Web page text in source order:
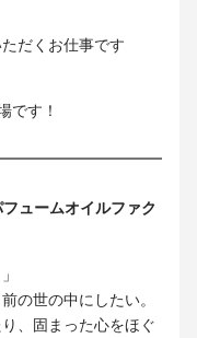
だくお仕事です
です！
ュームオイルファク
の世の中にしたい。
、固まった心をほぐ